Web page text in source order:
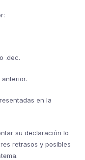
.dec.
en la
su declaración lo
retrasos y posibles